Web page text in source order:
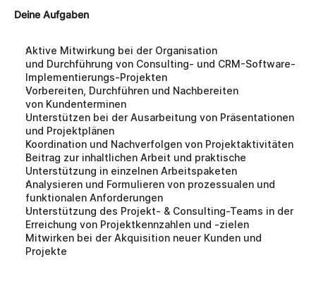
Deine Aufgaben
Aktive Mitwirkung bei der Organisation
und Durchführung von Consulting- und CRM-Software-
Implementierungs-Projekten
Vorbereiten, Durchführen und Nachbereiten
von Kundenterminen
Unterstützen bei der Ausarbeitung von Präsentationen
und Projektplänen
Koordination und Nachverfolgen von Projektaktivitäten
Beitrag zur inhaltlichen Arbeit und praktische
Unterstützung in einzelnen Arbeitspaketen
Analysieren und Formulieren von prozessualen und
funktionalen Anforderungen
Unterstützung des Projekt- & Consulting-Teams in der
Erreichung von Projektkennzahlen und -zielen
Mitwirken bei der Akquisition neuer Kunden und
Projekte